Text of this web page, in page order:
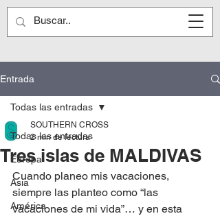
Entrada
Todas las entradas
Europa
Asia
América
Todas las entradas
Tres islas de MALDIVAS
SOUTHERN CROSS
2 min de lectura
Cuando planeo mis vacaciones,
siempre las planteo como “las
vacaciones de mi vida”… y en esta